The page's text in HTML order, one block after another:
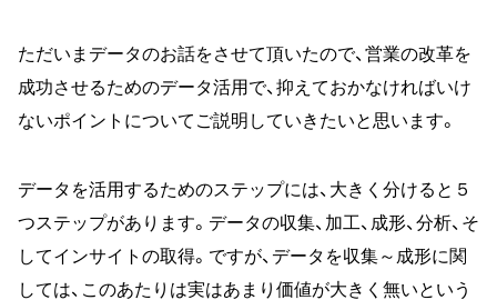
ただいまデータのお話をさせて頂いたので、営業の改革を
成功させるためのデータ活用で、抑えておかなければいけ
ないポイントについてご説明していきたいと思います。
データを活用するためのステップには、大きく分けると５
つステップがあります。データの収集、加工、成形、分析、そ
してインサイトの取得。ですが、データを収集～成形に関
しては、このあたりは実はあまり価値が大きく無いという